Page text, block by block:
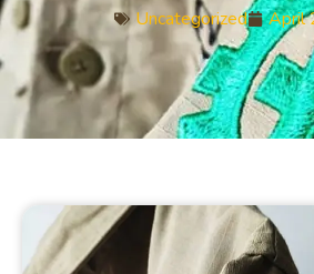
Uncategorized April